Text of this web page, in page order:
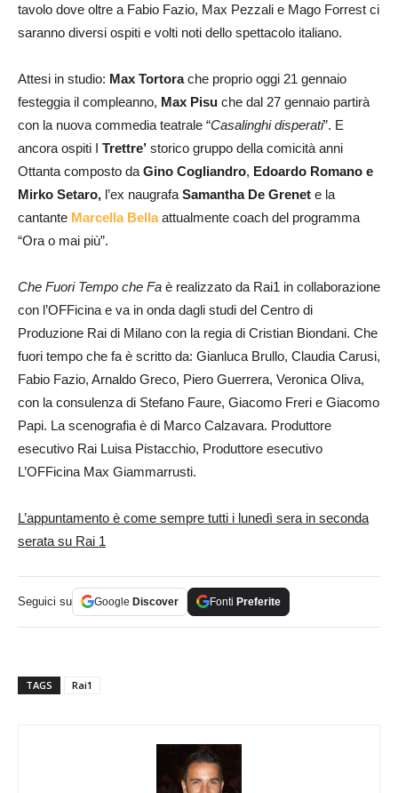
tavolo dove oltre a Fabio Fazio, Max Pezzali e Mago Forrest ci
saranno diversi ospiti e volti noti dello spettacolo italiano.
Attesi in studio: Max Tortorache proprio oggi 21 gennaio
festeggia il compleanno, Max Pisu che dal 27 gennaio partirà
con la nuova commedia teatrale “Casalinghi disperati”. E
ancora ospiti I Trettre’ storico gruppo della comicità anni
Ottanta composto da Gino Cogliandro, Edoardo Romano e
Mirko Setaro, l’ex naugrafa Samantha De Grenet e la
cantante Marcella Bellaattualmente coach del programma
“Ora o mai più”.
Che Fuori Tempo che Fa è realizzato da Rai1 in collaborazione
con l’OFFicina e va in onda dagli studi del Centro di
Produzione Rai di Milano con la regia di Cristian Biondani. Che
fuori tempo che fa è scritto da: Gianluca Brullo, Claudia Carusi,
Fabio Fazio, Arnaldo Greco, Piero Guerrera, Veronica Oliva,
con la consulenza di Stefano Faure, Giacomo Freri e Giacomo
Papi. La scenografia è di Marco Calzavara. Produttore
esecutivo Rai Luisa Pistacchio, Produttore esecutivo
L’OFFicina Max Giammarrusti.
L’appuntamento è come sempre tutti i lunedì sera in seconda
serata su Rai 1
Seguici su Google Discover Fonti Preferite
TAGS Rai1